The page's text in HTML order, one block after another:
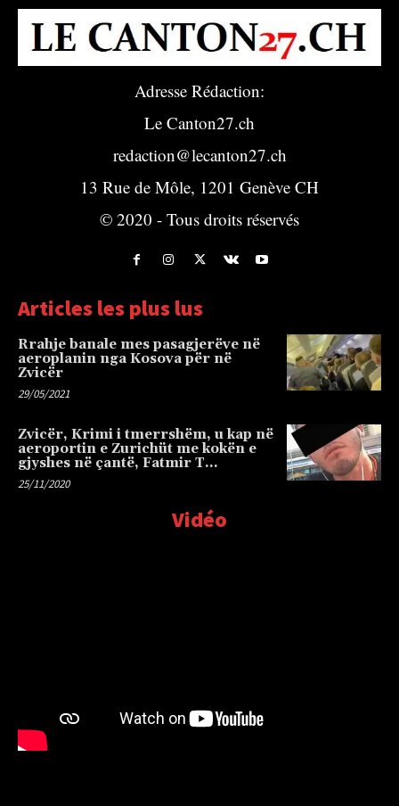
Adresse Rédaction:
Le Canton27.ch
redaction@lecanton27.ch
13 Rue de Môle, 1201 Genève CH
© 2020 - Tous droits réservés
Articles les plus lus
Rrahje banale mes pasagjerëve në
aeroplanin nga Kosova për në
Zvicër
29/05/2021
Zvicër, Krimi i tmerrshëm, u kap në
aeroportin e Zurichüt me kokën e
gjyshes në çantë, Fatmir T…
25/11/2020
Vidéo